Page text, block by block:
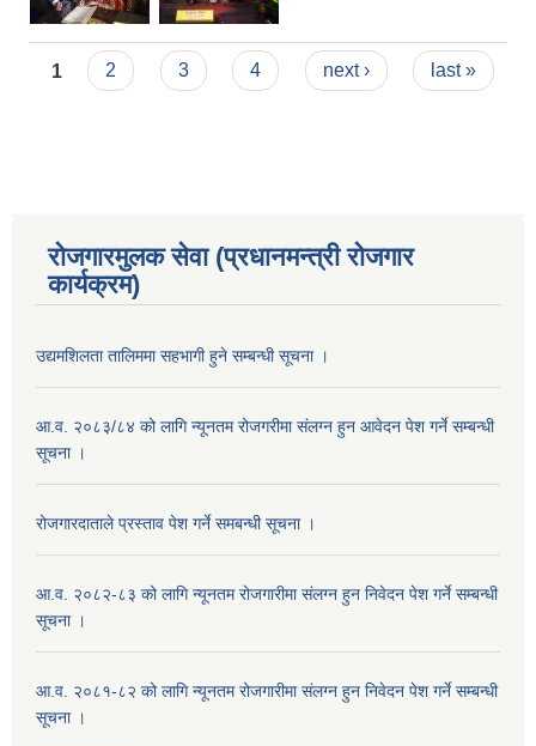
Pages
1 2 3 4 next › last »
रोजगारमुलक सेवा (प्रधानमन्त्री रोजगार
कार्यक्रम)
उद्यमशिलता तालिममा सहभागी हुने सम्बन्धी सूचना ।
आ.व. २०८३/८४ को लागि न्यूनतम रोजगरीमा संलग्न हुन आवेदन पेश गर्ने सम्बन्धी
सूचना ।
रोजगारदाताले प्रस्ताव पेश गर्ने समबन्धी सूचना ।
आ.व. २०८२-८३ को लागि न्यूनतम रोजगारीमा संलग्न हुन निवेदन पेश गर्ने सम्बन्धी
सूचना ।
आ.व. २०८१-८२ को लागि न्यूनतम रोजगारीमा संलग्न हुन निवेदन पेश गर्ने सम्बन्धी
सूचना ।